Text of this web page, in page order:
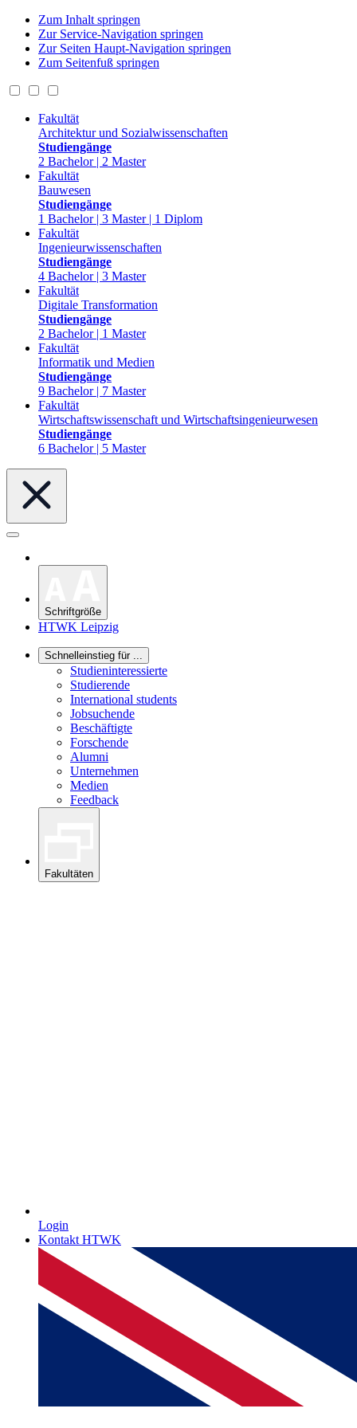
Zum Inhalt springen
Zur Service-Navigation springen
Zur Seiten Haupt-Navigation springen
Zum Seitenfuß springen
Fakultät
Architektur und Sozialwissenschaften
Studiengänge
2 Bachelor | 2 Master
Fakultät
Bauwesen
Studiengänge
1 Bachelor | 3 Master | 1 Diplom
Fakultät
Ingenieurwissenschaften
Studiengänge
4 Bachelor | 3 Master
Fakultät
Digitale Transformation
Studiengänge
2 Bachelor | 1 Master
Fakultät
Informatik und Medien
Studiengänge
9 Bachelor | 7 Master
Fakultät
Wirtschaftswissenschaft und Wirtschaftsingenieurwesen
Studiengänge
6 Bachelor | 5 Master
Schriftgröße
HTWK Leipzig
Schnelleinstieg für ...
Studieninteressierte
Studierende
International students
Jobsuchende
Beschäftigte
Forschende
Alumni
Unternehmen
Medien
Feedback
Fakultäten
Login
Kontakt HTWK